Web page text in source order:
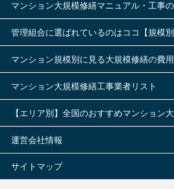
マンション大規模修繕マニュアル・工事
管理組合に選ばれているのはココ【規模
マンション規模別に見る大規模修繕の費
マンション大規模修繕工事業者リスト
【エリア別】全国のおすすめマンション
運営会社情報
サイトマップ